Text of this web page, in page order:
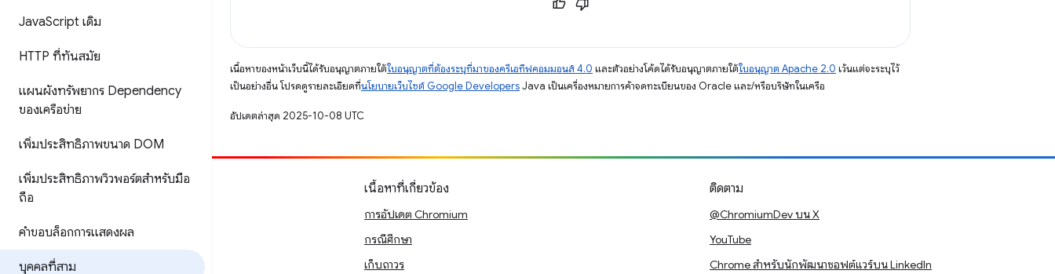
JavaScript เดิม
HTTP ที่ทันสมัย
แผนผังทรัพยากร Dependency
ของเครือข่าย
เพิ่มประสิทธิภาพขนาด DOM
เพิ่มประสิทธิภาพวิวพอร์ตสำหรับมือ
ถือ
คำขอบล็อกการแสดงผล
บุคคลที่สาม
เนื้อหาของหน้าเว็บนี้ได้รับอนุญาตภายใต้ใบอนุญาตที่ต้องระบุที่มาของครีเอทีฟคอมมอนส์ 4.0 และตัวอย่างโค้ดได้รับอนุญาตภายใต้ใบอนุญาต Apache 2.0 เว้นแต่จะระบุไว้
เป็นอย่างอื่น โปรดดูรายละเอียดที่นโยบายเว็บไซต์ Google DevelopersJava เป็นเครื่องหมายการค้าจดทะเบียนของ Oracle และ/หรือบริษัทในเครือ
อัปเดตล่าสุด 2025-10-08 UTC
มีส่วนร่วม
ดูประเด็นที่เปิดอยู่
เนื้อหาที่เกี่ยวข้อง
การอัปเดต Chromium
กรณีศึกษา
เก็บถาวร
ติดตาม
@ChromiumDev บน X
YouTube
Chrome สำหรับนักพัฒนาซอฟต์แวร์บน LinkedIn